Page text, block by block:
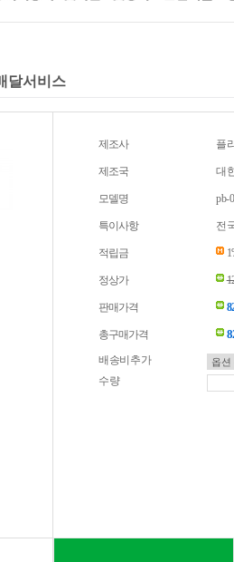
달서비스
제조사 플
제조국 대
모델명 pb-
특이사항 전
적립금
정상가
판매가격
총구매가격
배송비추가
수량